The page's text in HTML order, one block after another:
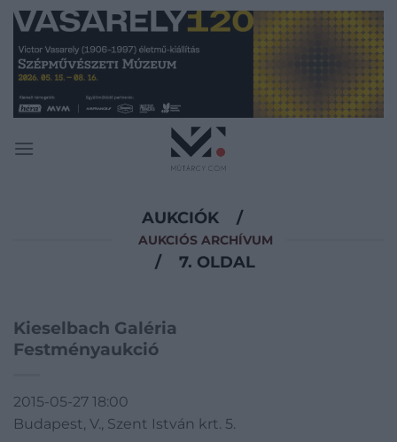
Skip
content
AUKCIÓK /
AUKCIÓS ARCHÍVUM
/ 7. OLDAL
Kieselbach Galéria
Festményaukció
2015-05-27 18:00
Budapest, V., Szent István krt. 5.